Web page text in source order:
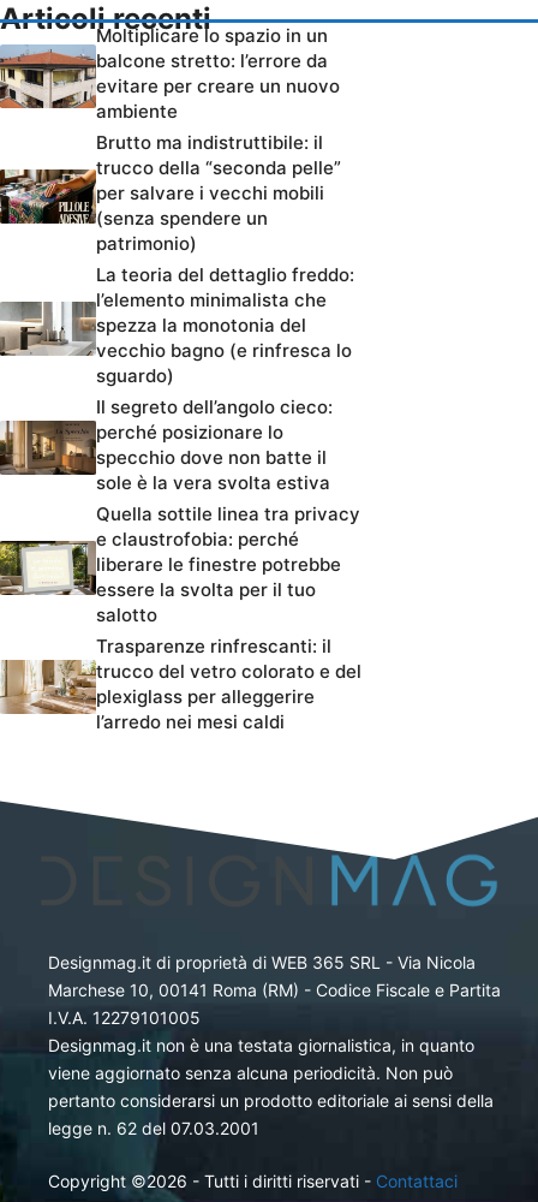
Articoli recenti
Moltiplicare lo spazio in un
balcone stretto: l’errore da
evitare per creare un nuovo
ambiente
Brutto ma indistruttibile: il
trucco della “seconda pelle”
per salvare i vecchi mobili
(senza spendere un
patrimonio)
La teoria del dettaglio freddo:
l’elemento minimalista che
spezza la monotonia del
vecchio bagno (e rinfresca lo
sguardo)
Il segreto dell’angolo cieco:
perché posizionare lo
specchio dove non batte il
sole è la vera svolta estiva
Quella sottile linea tra privacy
e claustrofobia: perché
liberare le finestre potrebbe
essere la svolta per il tuo
salotto
Trasparenze rinfrescanti: il
trucco del vetro colorato e del
plexiglass per alleggerire
l’arredo nei mesi caldi
Designmag.it di proprietà di WEB 365 SRL - Via Nicola
Marchese 10, 00141 Roma (RM) - Codice Fiscale e Partita
I.V.A. 12279101005
Designmag.it non è una testata giornalistica, in quanto
viene aggiornato senza alcuna periodicità. Non può
pertanto considerarsi un prodotto editoriale ai sensi della
legge n. 62 del 07.03.2001
Copyright ©2026 - Tutti i diritti riservati - Contattaci